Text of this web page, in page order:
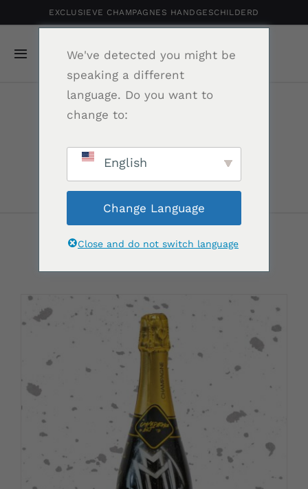
naar
inhoud
EXCLUSIEVE CHAMPAGNES HANDGESCHILDERD
Navigatie
Toggelen
Home
Shop
Nieuws
Over ons
Contact
Shopping Cart
My Account
autodealer
We've detected you might be
speaking a different
language. Do you want to
change to:
English
Change Language
Close and do not switch language